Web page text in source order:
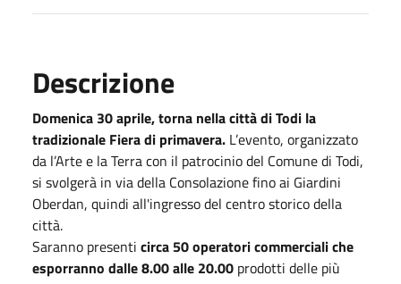
Descrizione
Domenica 30 aprile, torna nella città di Todi la
tradizionale Fiera di primavera. L’evento, organizzato
da l’Arte e la Terra con il patrocinio del Comune di Todi,
si svolgerà in via della Consolazione fino ai Giardini
Oberdan, quindi all'ingresso del centro storico della
città.
Saranno presenti circa 50 operatori commerciali che
esporranno dalle 8.00 alle 20.00 prodotti delle più